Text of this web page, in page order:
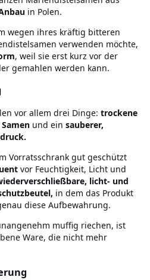
in Polen.
wegen ihres kräftig bitteren
verwenden möchte,
, weil sie erst kurz vor der
gemahlen werden kann.
vor allem drei Dinge: trockene
und ein sauberer,
Vorratsschrank gut geschützt
vor Feuchtigkeit, Licht und
licht- und
in dem das Produkt
diese Aufbewahrung.
muffig riechen, ist
Ware, die nicht mehr